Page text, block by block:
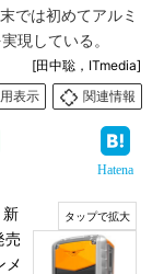
では初めてアルミ
現している。
[田中聡，ITmedia]
表示
関連情報
Hatena
新
売
メ